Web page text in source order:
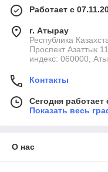
Работает с
г. Атырау
Республика
Проспект Азаттык
индекс: 060000,
Контакты
Сегодня работает
Показать весь
О нас